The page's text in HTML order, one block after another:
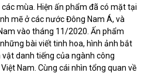
mùa. Hiện ấn phẩm đã có mặt tại
mẽ ở các nước Đông Nam Á, và
vào tháng 11/2020. Ấn phẩm
bài viết tinh hoa, hình ảnh bắt
danh tiếng của ngành công
Nam. Cùng cái nhìn tổng quan về